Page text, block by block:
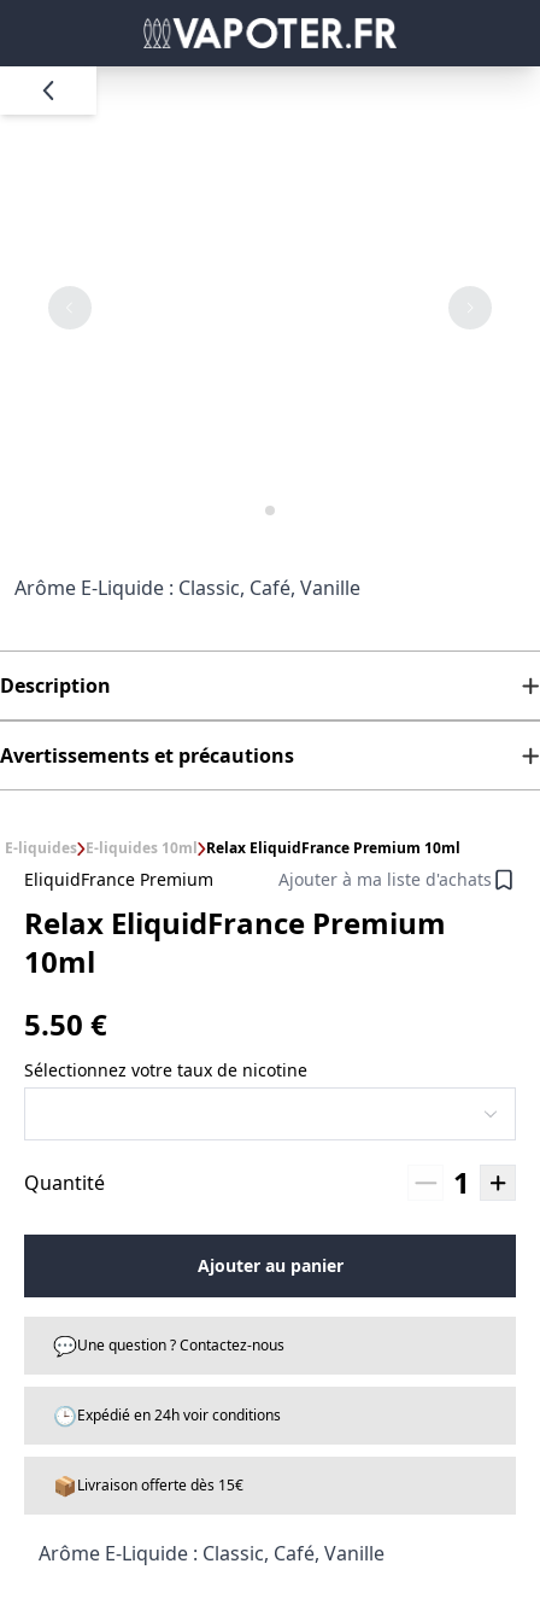
Arôme E-Liquide : Classic, Café, Vanille
Description
Avertissements et précautions
E-liquides E-liquides 10ml Relax EliquidFrance Premium 10ml
EliquidFrance Premium Ajouter à ma liste d'achats
Relax EliquidFrance Premium
10ml
5.50 €
Sélectionnez votre taux de nicotine
Quantité 1
Ajouter au panier
💬Une question ? Contactez-nous
🕒Expédié en 24h voir conditions
📦Livraison offerte dès 15€
Arôme E-Liquide : Classic, Café, Vanille